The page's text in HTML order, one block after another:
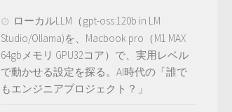
ローカルLLM（gpt-oss:120b in LM
Studio/Ollama)を、Macbook pro（M1 MAX
64gbメモリ GPU32コア）で、実用レベル
で動かせる設定を探る。AI時代の「誰で
もエンジニアプロジェクト？」